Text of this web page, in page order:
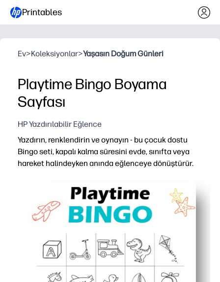
Printables
Ev>Koleksiyonlar>Yaşasın Doğum Günleri
Playtime Bingo Boyama
Sayfası
HP Yazdırılabilir Eğlence
Yazdırın, renklendirin ve oynayın - bu çocuk dostu
Bingo seti, kapalı kalma süresini evde, sınıfta veya
hareket halindeyken anında eğlenceye dönüştürür.
Sıfır hazırlık - sadece kartları yazdırın ve dakikalar
Renk öncelikli tasarım, oyun başlamadan önce elleri
Becerileri geliştirir - dikkat, eşleştirme, sayı tanıma ve